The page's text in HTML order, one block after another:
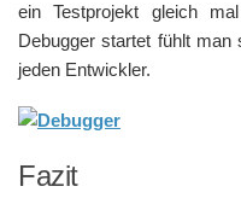
ein Testprojekt gleich
Debugger startet fühlt
jeden Entwickler.
Fazit